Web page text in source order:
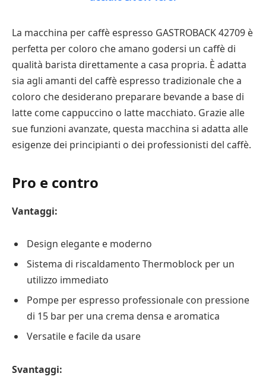
La macchina per caffè espresso GASTROBACK 42709 è
perfetta per coloro che amano godersi un caffè di
qualità barista direttamente a casa propria. È adatta
sia agli amanti del caffè espresso tradizionale che a
coloro che desiderano preparare bevande a base di
latte come cappuccino o latte macchiato. Grazie alle
sue funzioni avanzate, questa macchina si adatta alle
esigenze dei principianti o dei professionisti del caffè.
Pro e contro
Vantaggi:
Design elegante e moderno
Sistema di riscaldamento Thermoblock per un
utilizzo immediato
Pompe per espresso professionale con pressione
di 15 bar per una crema densa e aromatica
Versatile e facile da usare
Svantaggi: